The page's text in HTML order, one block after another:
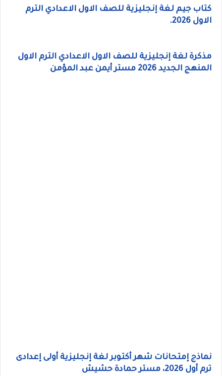
كتاب جيم لغة إنجليزية للصف الاول الاعدادي الترم
الاول 2026.
مذكرة لغة إنجليزية للصف الاول الاعدادي الترم الاول
المنهج الجديد 2026 مستر أيمن عبد المؤمن
نماذج إمتحانات شهر أكتوبر لغة إنجليزية أولى إعدادى
ترم أول 2026، مستر حمادة حشيش